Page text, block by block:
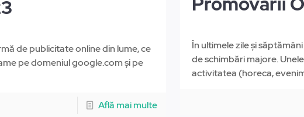
de publicitate online din lume, ce
pe domeniul google.com și pe
Află mai multe
În ultimele zile și
de schimbări majore.
activitatea (horeca,